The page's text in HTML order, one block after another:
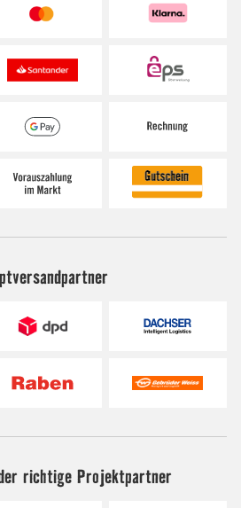
der richtige Projektpartner